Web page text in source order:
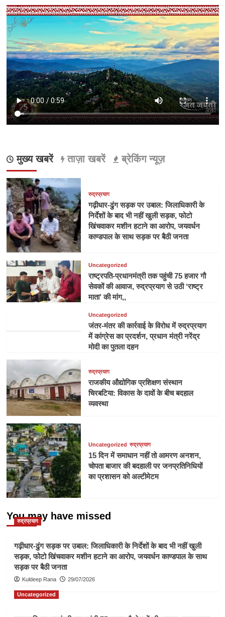
मुख्य खबरें ताज़ा खबरें ब्रेकिंग न्यूज़
रुद्रप्रयाग
गढ़ीधार-ढुंग सड़क पर उबाल: जिलाधिकारी के
निर्देशों के बाद भी नहीं खुली सड़क, फोटो
खिंचवाकर मशीन हटाने का आरोप, जयवर्धन
काण्डपाल के साथ सड़क पर बैठी जनता
Uncategorized
राष्ट्रपति-प्रधानमंत्री तक पहुंची 75 हजार गौ
सेवकों की आवाज, रुद्रप्रयाग से उठी ‘राष्ट्र
माता’ की मांग,,
Uncategorized
जंतर-मंतर की कार्रवाई के विरोध में रुद्रप्रयाग
में कांग्रेस का प्रदर्शन, प्रधान मंत्री नरेंद्र
मोदी का पुतला दहन
रुद्रप्रयाग
राजकीय औद्योगिक प्रशिक्षण संस्थान
चिरबटिया: विकास के दावों के बीच बदहाल
व्यवस्था
Uncategorized रुद्रप्रयाग
15 दिन में समाधान नहीं तो आमरण अनशन,
चोपता बाजार की बदहाली पर जनप्रतिनिधियों
का प्रशासन को अल्टीमेटम
You may have missed
रुद्रप्रयाग
गढ़ीधार-ढुंग सड़क पर उबाल: जिलाधिकारी के निर्देशों के बाद भी नहीं खुली
सड़क, फोटो खिंचवाकर मशीन हटाने का आरोप, जयवर्धन काण्डपाल के साथ
सड़क पर बैठी जनता
Kuldeep Rana 29/07/2026
Uncategorized